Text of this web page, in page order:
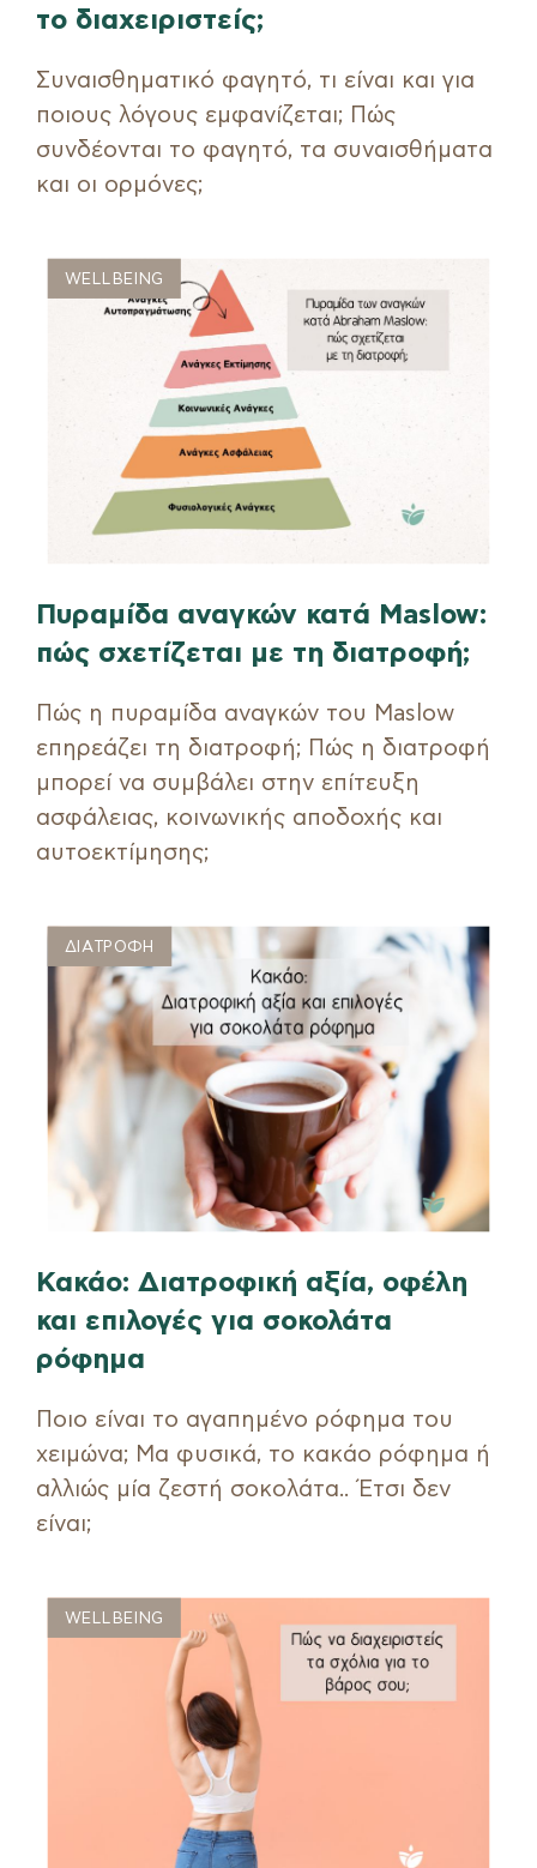
το διαχειριστείς;
Συναισθηματικό φαγητό, τι είναι και για
ποιους λόγους εμφανίζεται; Πώς
συνδέονται το φαγητό, τα συναισθήματα
και οι ορμόνες;
WELLBEING
Πυραμίδα αναγκών κατά Maslow:
πώς σχετίζεται με τη διατροφή;
Πώς η πυραμίδα αναγκών του Maslow
επηρεάζει τη διατροφή; Πώς η διατροφή
μπορεί να συμβάλει στην επίτευξη
ασφάλειας, κοινωνικής αποδοχής και
αυτοεκτίμησης;
ΔΙΑΤΡΟΦΗ
Κακάο: Διατροφική αξία, οφέλη
και επιλογές για σοκολάτα
ρόφημα
Ποιο είναι το αγαπημένο ρόφημα του
χειμώνα; Μα φυσικά, το κακάο ρόφημα ή
αλλιώς μία ζεστή σοκολάτα.. Έτσι δεν
είναι;
WELLBEING
Θέλεις να αλλάξεις τις διατροφικές
σου συνήθειες και τον τρόπο σκέψης
σου για τη διατροφή, ακολουθώντας
έναν εξατομικευμένο υγιεινό τρόπο